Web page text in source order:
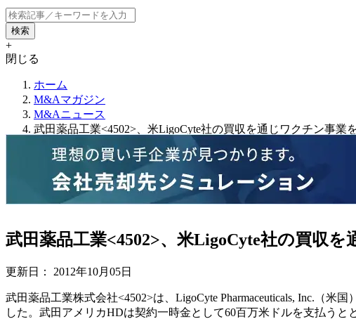
+
閉じる
ホーム
M&Aマガジン
M&Aニュース
武田薬品工業<4502>、米LigoCyte社の買収を通じワクチン事業
武田薬品工業<4502>、米LigoCyte社の買収
更新日： 2012年10月05日
武田薬品工業株式会社<4502>は、LigoCyte Pharmaceuticals, Inc.（
した。武田アメリカHDは契約一時金として60百万米ドルを支払う